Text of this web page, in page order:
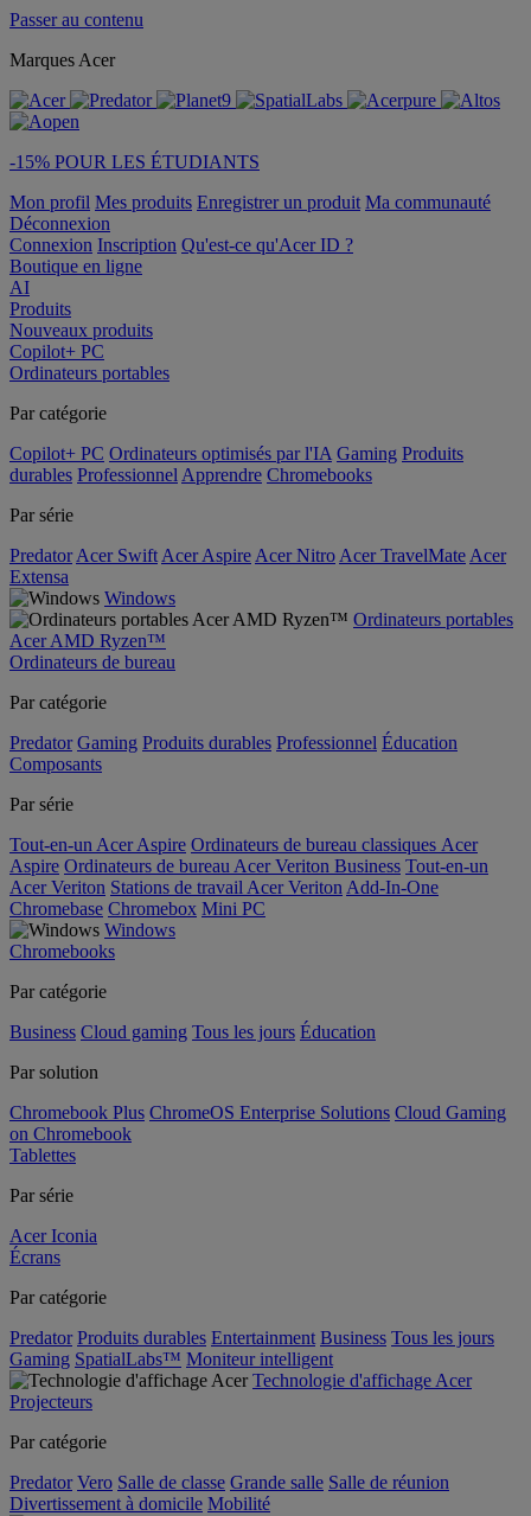
Passer au contenu
Marques Acer
-15% POUR LES ÉTUDIANTS
Mon profil Mes produits Enregistrer un produit Ma communauté
Déconnexion
Connexion Inscription Qu'est-ce qu'Acer ID ?
Boutique en ligne
AI
Produits
Nouveaux produits
Copilot+ PC
Ordinateurs portables
Par catégorie
Copilot+ PC Ordinateurs optimisés par l'IA Gaming Produits
durables Professionnel Apprendre Chromebooks
Par série
Predator Acer Swift Acer Aspire Acer Nitro Acer TravelMate Acer
Extensa
Windows
Ordinateurs portables
Acer AMD Ryzen™
Ordinateurs de bureau
Par catégorie
Predator Gaming Produits durables Professionnel Éducation
Composants
Par série
Tout-en-un Acer Aspire Ordinateurs de bureau classiques Acer
Aspire Ordinateurs de bureau Acer Veriton Business Tout-en-un
Acer Veriton Stations de travail Acer Veriton Add-In-One
Chromebase Chromebox Mini PC
Windows
Chromebooks
Par catégorie
Business Cloud gaming Tous les jours Éducation
Par solution
Chromebook Plus ChromeOS Enterprise Solutions Cloud Gaming
on Chromebook
Tablettes
Par série
Acer Iconia
Écrans
Par catégorie
Predator Produits durables Entertainment Business Tous les jours
Gaming SpatialLabs™ Moniteur intelligent
Technologie d'affichage Acer
Projecteurs
Par catégorie
Predator Vero Salle de classe Grande salle Salle de réunion
Divertissement à domicile Mobilité